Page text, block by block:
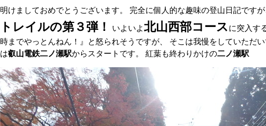
明けましておめでとうございます。 完全に個人的な趣味の登山日記です
トレイルの第３弾！
いよいよ北山西部コース に突入す
時までやっとんねん！』と怒られそうですが、 そこは我慢をしていただ
は叡山電鉄二ノ瀬駅からスタートです。 紅葉も終わりかけの二ノ瀬駅